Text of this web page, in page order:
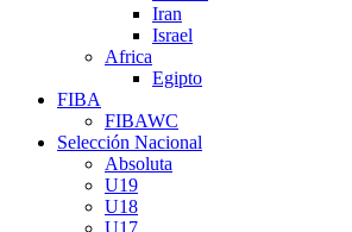
Iran
Israel
Africa
Egipto
FIBA
FIBAWC
Selección Nacional
Absoluta
U19
U18
U17